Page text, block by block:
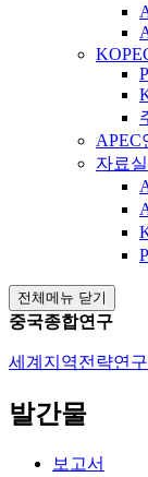
APEC
자료실
전체메뉴 닫기
중국종합연구
세계지역전략연구
발간물
보고서